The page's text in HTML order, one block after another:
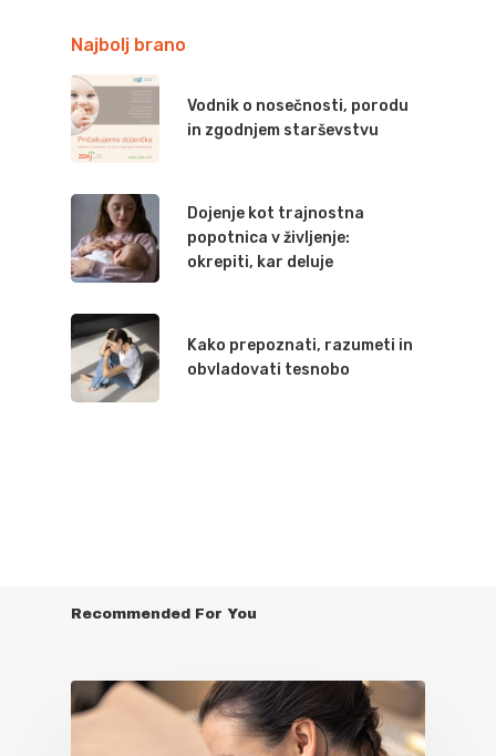
Najbolj brano
Vodnik o nosečnosti, porodu
in zgodnjem starševstvu
Dojenje kot trajnostna
popotnica v življenje:
okrepiti, kar deluje
Kako prepoznati, razumeti in
obvladovati tesnobo
Recommended For You